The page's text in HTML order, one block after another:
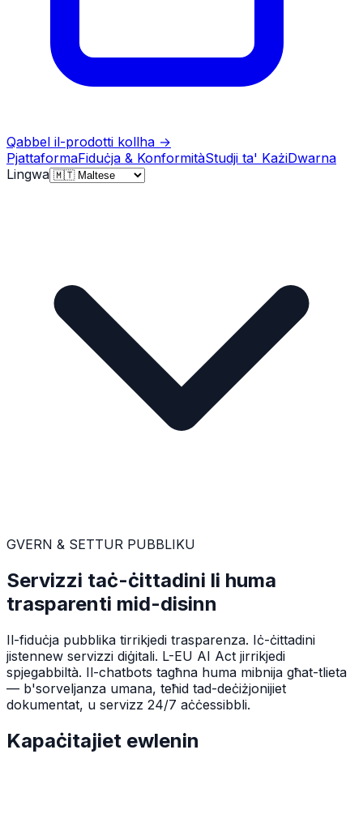
Qabbel il-prodotti kollha →
PjattaformaFiduċja & KonformitàStudji ta' KażiDwarna
Lingwa
GVERN & SETTUR PUBBLIKU
Servizzi taċ-ċittadini li huma
trasparenti mid-disinn
Il-fiduċja pubblika tirrikjedi trasparenza. Iċ-ċittadini
jistennew servizzi diġitali. L-EU AI Act jirrikjedi
spjegabbiltà. Il-chatbots tagħna huma mibnija għat-tlieta
— b'sorveljanza umana, teħid tad-deċiżjonijiet
dokumentat, u servizz 24/7 aċċessibbli.
Kapaċitajiet ewlenin